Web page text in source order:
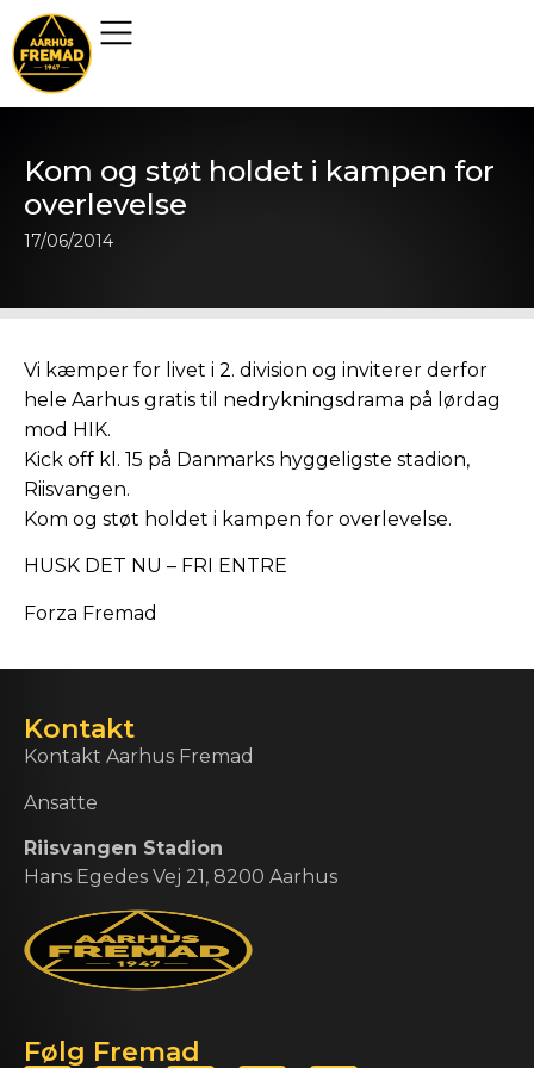
Kom og støt holdet i kampen for
overlevelse
17/06/2014
Vi kæmper for livet i 2. division og inviterer derfor
hele Aarhus gratis til nedrykningsdrama på lørdag
mod HIK.
Kick off kl. 15 på Danmarks hyggeligste stadion,
Riisvangen.
Kom og støt holdet i kampen for overlevelse.
HUSK DET NU – FRI ENTRE
Forza Fremad
Kontakt
Kontakt Aarhus Fremad
Ansatte
Riisvangen Stadion
Hans Egedes Vej 21, 8200 Aarhus
Følg Fremad